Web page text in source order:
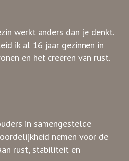
werkt anders dan je denkt.
ik al 16 jaar gezinnen in
en het creëren van rust.
in samengestelde
nemen voor de
rust, stabiliteit en